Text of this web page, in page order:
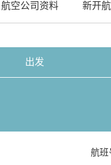
航空公司资料 新开
出发
航班